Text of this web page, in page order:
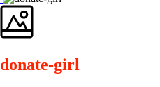
donate-girl